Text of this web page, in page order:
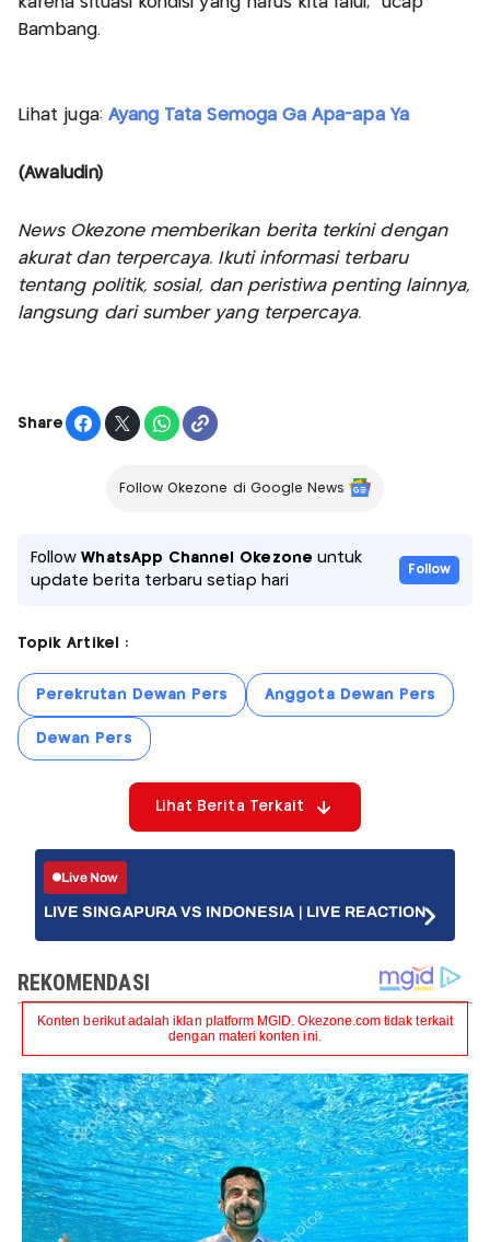
Bambang.
Lihat juga: Ayang Tata Semoga Ga Apa-apa Ya
(Awaludin)
News Okezone memberikan berita terkini dengan
akurat dan terpercaya. Ikuti informasi terbaru
tentang politik, sosial, dan peristiwa penting lainnya,
langsung dari sumber yang terpercaya.
Share
Follow Okezone di Google News
FollowWhatsApp Channel Okezone untuk
update berita terbaru setiap hari
Follow
Topik Artikel :
Perekrutan Dewan Pers Anggota Dewan Pers
Dewan Pers
Lihat Berita Terkait
Live Now
LIVE SINGAPURA VS INDONESIA | LIVE REACTION